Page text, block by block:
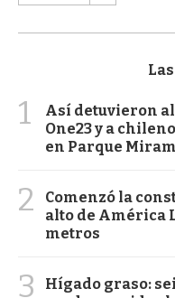
1
Así detuvieron
One23 y a
en Parque
2
Comenzó la
alto de América
metros
3
Hígado graso: